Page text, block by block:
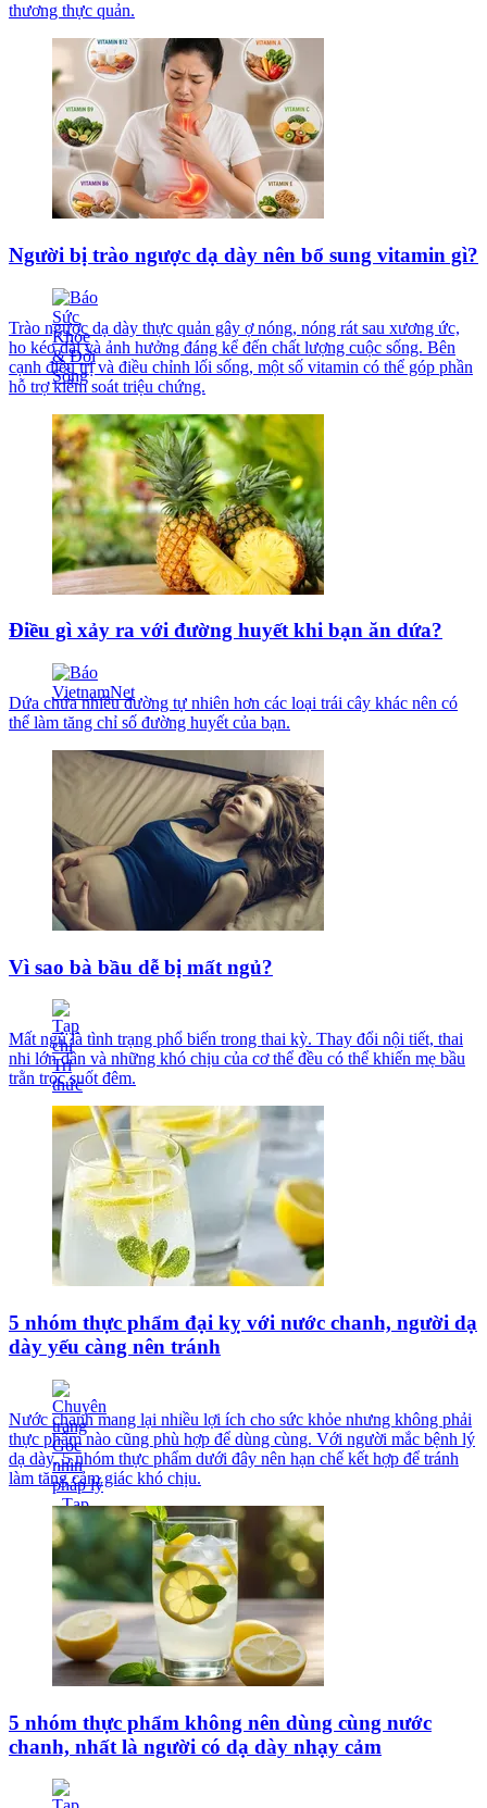
thương thực quản.
Người bị trào ngược dạ dày nên bổ sung vitamin gì?
Trào ngược dạ dày thực quản gây ợ nóng, nóng rát sau xương ức,
ho kéo dài và ảnh hưởng đáng kể đến chất lượng cuộc sống. Bên
cạnh điều trị và điều chỉnh lối sống, một số vitamin có thể góp phần
hỗ trợ kiểm soát triệu chứng.
Điều gì xảy ra với đường huyết khi bạn ăn dứa?
Dứa chứa nhiều đường tự nhiên hơn các loại trái cây khác nên có
thể làm tăng chỉ số đường huyết của bạn.
Vì sao bà bầu dễ bị mất ngủ?
Mất ngủ là tình trạng phổ biến trong thai kỳ. Thay đổi nội tiết, thai
nhi lớn dần và những khó chịu của cơ thể đều có thể khiến mẹ bầu
trằn trọc suốt đêm.
5 nhóm thực phẩm đại kỵ với nước chanh, người dạ
dày yếu càng nên tránh
Nước chanh mang lại nhiều lợi ích cho sức khỏe nhưng không phải
thực phẩm nào cũng phù hợp để dùng cùng. Với người mắc bệnh lý
dạ dày, 5 nhóm thực phẩm dưới đây nên hạn chế kết hợp để tránh
làm tăng cảm giác khó chịu.
5 nhóm thực phẩm không nên dùng cùng nước
chanh, nhất là người có dạ dày nhạy cảm